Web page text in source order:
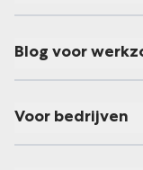
Blog voor
Voor bedrijven